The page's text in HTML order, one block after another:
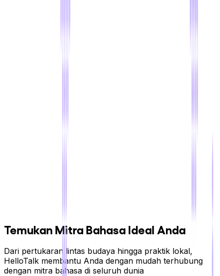
Temukan Mitra Bahasa Ideal Anda
Dari pertukaran lintas budaya hingga praktik lokal,
HelloTalk membantu Anda dengan mudah terhubung
dengan mitra bahasa di seluruh dunia